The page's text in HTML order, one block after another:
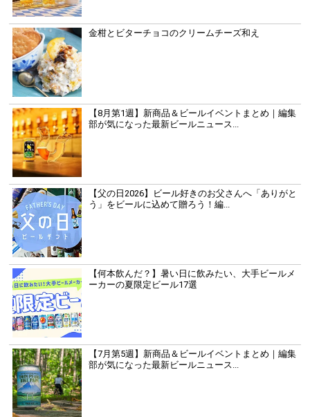
金柑とビターチョコのクリームチーズ和え
【8月第1週】新商品＆ビールイベントまとめ｜編集
部が気になった最新ビールニュース...
【父の日2026】ビール好きのお父さんへ「ありがと
う」をビールに込めて贈ろう！編...
【何本飲んだ？】暑い日に飲みたい、大手ビールメ
ーカーの夏限定ビール17選
【7月第5週】新商品＆ビールイベントまとめ｜編集
部が気になった最新ビールニュース...